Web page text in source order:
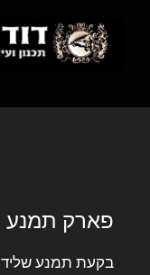
פארק תמנע
בקעת תמנע שליד